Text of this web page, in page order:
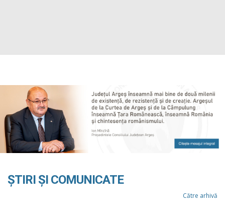
ȘTIRI ȘI COMUNICATE
Către arhivă